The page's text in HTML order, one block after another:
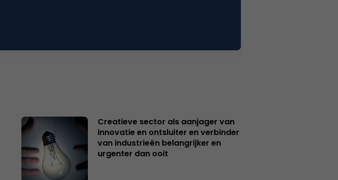
Creatieve sector als aanjager van
innovatie en ontsluiter en verbinder
van industrieën belangrijker en
urgenter dan ooit